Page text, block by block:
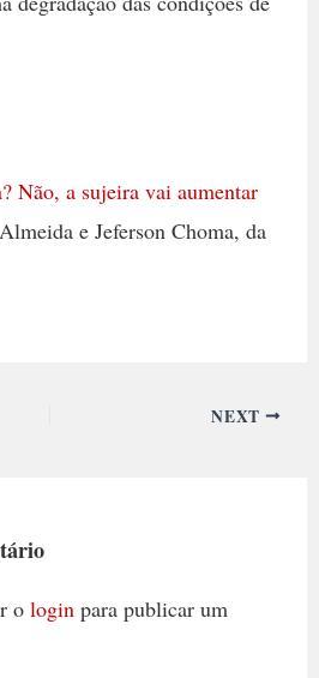
Não, a sujeira vai aumentar
e Jeferson Choma, da
NEXT
o loginpara publicar um